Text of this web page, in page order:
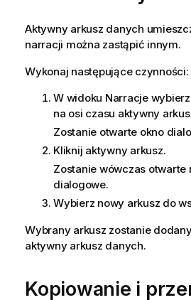
Aktywny arkusz danych
narracji można zastąpić innym.
Wykonaj następujące czynności:
W widoku Narracje
na osi czasu aktywny
Zostanie otwarte okno
Kliknij aktywny arkusz.
Zostanie wówczas otwarte
dialogowe.
Wybierz nowy arkusz do
Wybrany arkusz zostanie
aktywny arkusz danych.
Kopiowanie i